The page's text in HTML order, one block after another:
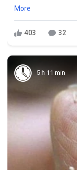
More
403 32
5 h 11 min